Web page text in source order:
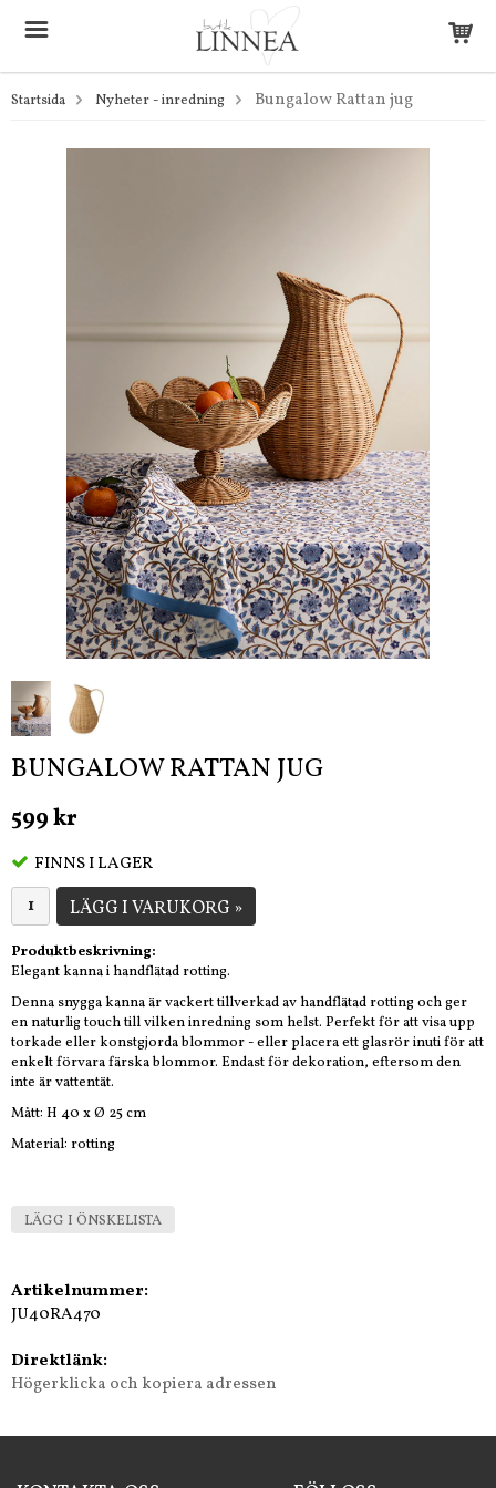
Startsida Nyheter - inredning Bungalow Rattan jug
BUNGALOW RATTAN JUG
599 kr
FINNS I LAGER
LÄGG I VARUKORG »
Produktbeskrivning:
Elegant kanna i handflätad rotting.
Denna snygga kanna är vackert tillverkad av handflätad rotting och ger
en naturlig touch till vilken inredning som helst. Perfekt för att visa upp
torkade eller konstgjorda blommor - eller placera ett glasrör inuti för att
enkelt förvara färska blommor. Endast för dekoration, eftersom den
inte är vattentät.
Mått: H 40 x Ø 25 cm
Material: rotting
LÄGG I ÖNSKELISTA
Artikelnummer:
JU40RA470
Direktlänk:
Högerklicka och kopiera adressen